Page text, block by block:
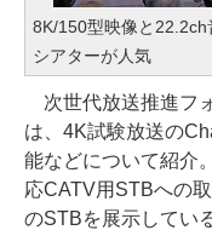
8K/150型映像と22.2ch
シアターが人気
次世代放送推進フ
は、4K試験放送の
能などについて紹介
応CATV用STBへの
のSTBを展示している